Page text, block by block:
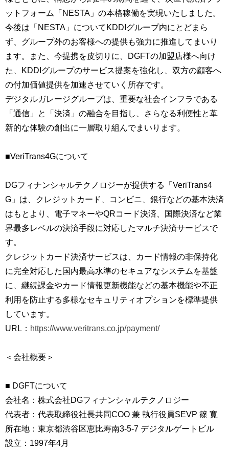
ットフォーム「NESTA」の本格稼働を実現いたしました。
今後は「NESTA」についてKDDIグループ内にとどまら
ず、グループ外のお客様への提供も強力に推進してまいり
ます。また、今提携を皮切りに、DGFTの加盟店様へ向け
た、KDDIグループのサービス提案を強化し、双方の顧客へ
の付加価値提供を加速させていく所存です。
デジタルガレージグループは、重要な社会インフラである
「通信」と「決済」の融合を目指し、さらなる利便性と革
新的な体験の創出に一層取り組んでまいります。
■VeriTrans4Gについて
DGフィナンシャルテクノロジーが提供する「VeriTrans4
G」は、クレジットカード、コンビニ、銀行などの基本決済
はもとより、電子マネーやQRコード決済、国際決済など業
界最多レベルの決済手段に対応したマルチ決済サービスで
す。
クレジットカード決済サービスは、カード情報の非保持化
に完全対応した国内最高水準のセキュアなシステムを基盤
に、継続課金やカード情報更新機能などの基本機能や不正
利用を防止する多様なセキュリティオプションを標準提供
しています。
URL： https://www.veritrans.co.jp/payment/
＜会社概要＞
■ DGFTについて
会社名：株式会社DGフィナンシャルテクノロジー
代表者：代表取締役社長共同COO 兼 執行役員SEVP 篠 寛
所在地：東京都渋谷区恵比寿南3-5-7 デジタルゲートビル
設立：1997年4月